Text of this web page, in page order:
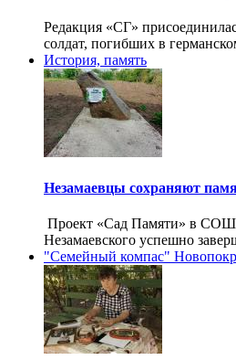
Редакция «СГ»
солдат, погибших в
История, память
Незамаевцы сохраняют
Проект «Сад Памяти» в СОШ
Незамаевского успешно
"Семейный компас"